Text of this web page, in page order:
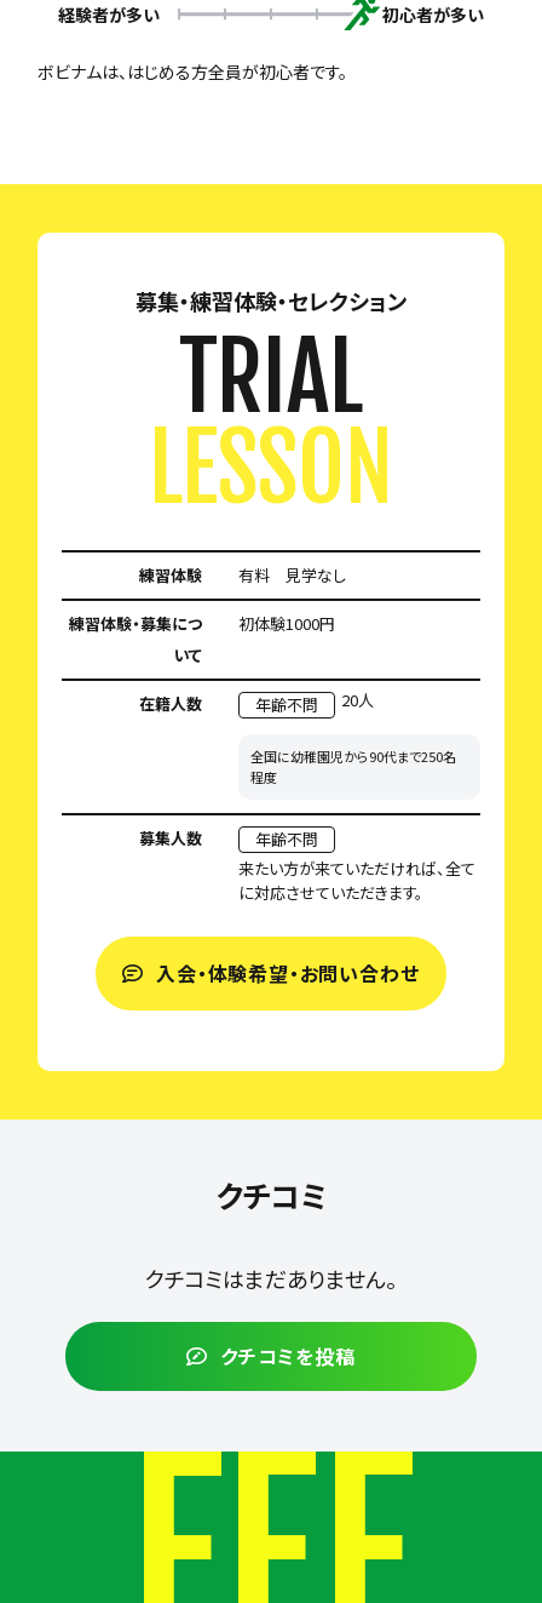
経験者が多い 初心者が多い
ボビナムは、はじめる方全員が初心者です。
募集・練習体験・セレクション
TRIAL
LESSON
練習体験 有料 見学なし
練習体験・募集につ
いて
初体験1000円
在籍人数 年齢不問 20人
全国に幼稚園児から90代まで250名
程度
募集人数
年齢不問
来たい方が来ていただければ、全て
に対応させていただきます。
入会・体験希望・お問い合わせ
クチコミ
クチコミはまだありません。
クチコミを投稿